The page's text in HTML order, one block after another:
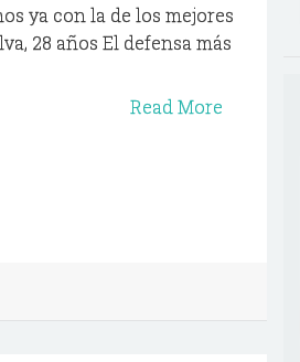
ya con la de los mejores
28 años El defensa más
Read More